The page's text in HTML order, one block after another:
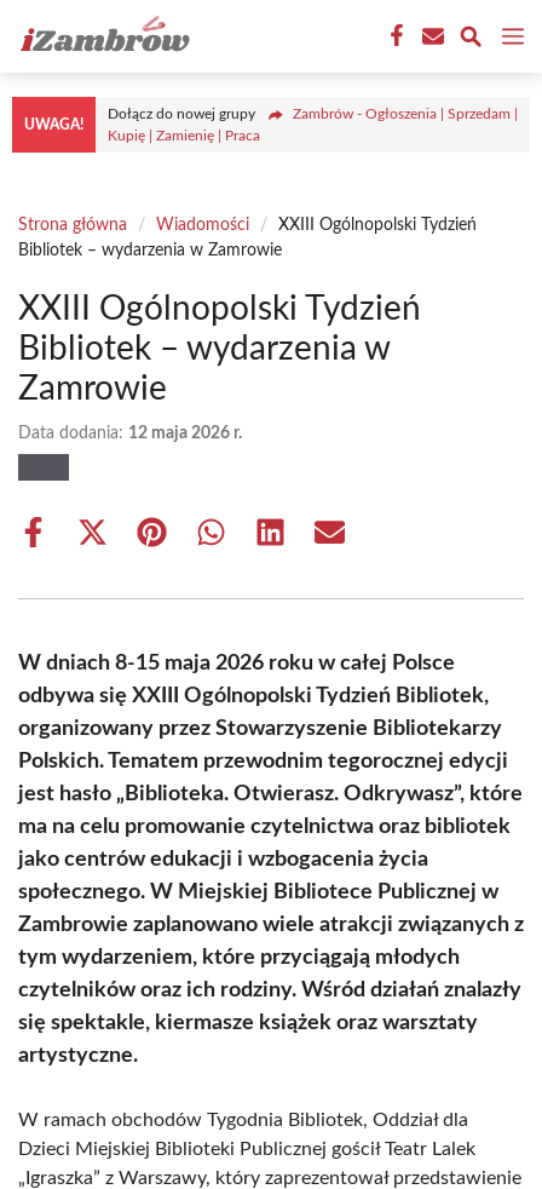
treści
UWAGA!
Dołącz do nowej grupy
Zambrów - Ogłoszenia | Sprzedam |
Kupię | Zamienię | Praca
Strona główna / Wiadomości /
XXIII Ogólnopolski Tydzień
Bibliotek – wydarzenia w Zamrowie
XXIII Ogólnopolski Tydzień
Bibliotek – wydarzenia w
Zamrowie
Data dodania: 12 maja 2026 r.
Share
Share
(Twitter)
Share Share Share Share
W dniach 8-15 maja 2026 roku w całej Polsce
odbywa się XXIII Ogólnopolski Tydzień Bibliotek,
organizowany przez Stowarzyszenie Bibliotekarzy
Polskich. Tematem przewodnim tegorocznej edycji
jest hasło „Biblioteka. Otwierasz. Odkrywasz”, które
ma na celu promowanie czytelnictwa oraz bibliotek
jako centrów edukacji i wzbogacenia życia
społecznego. W Miejskiej Bibliotece Publicznej w
Zambrowie zaplanowano wiele atrakcji związanych z
tym wydarzeniem, które przyciągają młodych
czytelników oraz ich rodziny. Wśród działań znalazły
się spektakle, kiermasze książek oraz warsztaty
artystyczne.
W ramach obchodów Tygodnia Bibliotek, Oddział dla
Dzieci Miejskiej Biblioteki Publicznej gościł Teatr Lalek
„Igraszka” z Warszawy, który zaprezentował przedstawienie